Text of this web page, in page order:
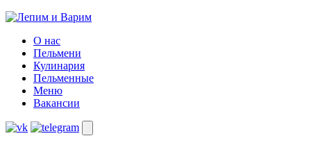
О нас
Пельмени
Кулинария
Пельменные
Меню
Вакансии